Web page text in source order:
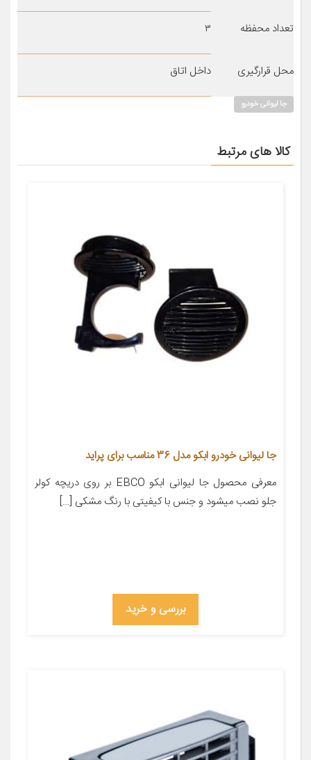
تعداد محفظه ۳
محل قرارگیری داخل اتاق
جا لیوانی خودرو
کالا های مرتبط
جا لیوانی خودرو ابکو مدل 36 مناسب برای پراید
معرفی محصول جا لیوانی ابکو EBCO بر روی دریچه کولر
جلو نصب میشود و جنس با کیفیتی با رنگ مشکی […]
بررسی و خرید